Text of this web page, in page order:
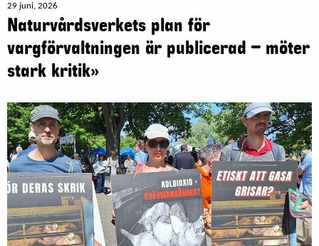
29 juni, 2026
Naturvårdsverkets plan för
vargförvaltningen är publicerad – möter
stark kritik»